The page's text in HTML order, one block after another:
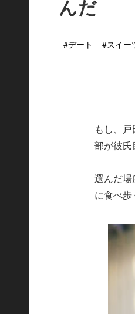
んだ
#デート #スイー
もし、
部が彼氏
選んだ
に食べ歩